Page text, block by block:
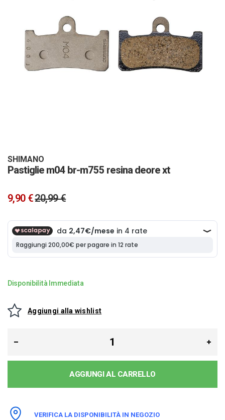
SHIMANO
Pastiglie m04 br-m755 resina deore xt
9,90 €20,99 €
Disponibilità Immediata
Aggiungi alla wishlist
AGGIUNGI AL CARRELLO
VERIFICA LA DISPONIBILITÀ IN NEGOZIO
galleria
di